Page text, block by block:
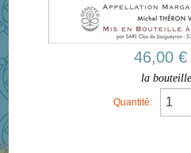
46,00 €
la
Quantité: